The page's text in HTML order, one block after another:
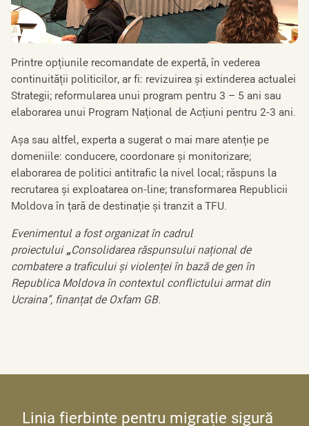
Printre opțiunile recomandate de expertă, în vederea
continuității politicilor, ar fi: revizuirea și extinderea actualei
Strategii; reformularea unui program pentru 3 – 5 ani sau
elaborarea unui Program Național de Acțiuni pentru 2-3 ani.
Așa sau altfel, experta a sugerat o mai mare atenție pe
domeniile: conducere, coordonare și monitorizare;
elaborarea de politici antitrafic la nivel local; răspuns la
recrutarea și exploatarea on-line; transformarea Republicii
Moldova în țară de destinație și tranzit a TFU.
Evenimentul a fost organizat în cadrul
proiectului„Consolidarea răspunsului național de
combatere a traficului și violenței în bază de gen în
Republica Moldova în contextul conflictului armat din
Ucraina”, finanțat de Oxfam GB.
Linia fierbinte pentru migrație sigură